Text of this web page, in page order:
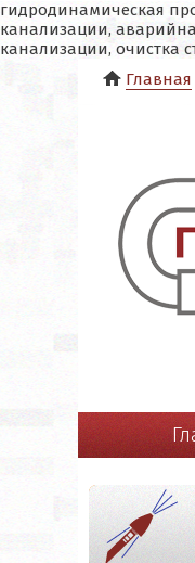
гидродинамическая
канализации,
канализации, очистка
Главная